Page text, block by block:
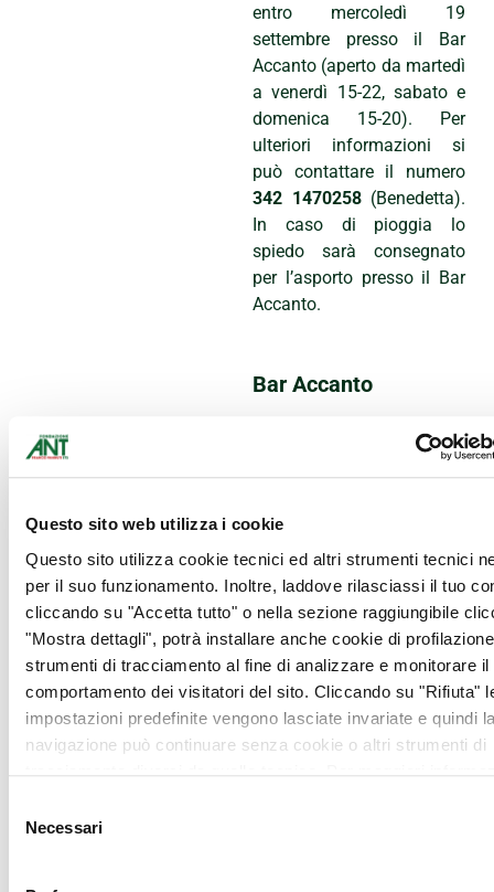
Questo sito web utilizza i cookie
Questo sito utilizza cookie tecnici ed altri strumenti tecnici
per il suo funzionamento. Inoltre, laddove rilasciassi il tuo
cliccando su "Accetta tutto" o nella sezione raggiungibile
"Mostra dettagli", potrà installare anche cookie di
strumenti di tracciamento al fine di analizzare e monitorare il
comportamento dei visitatori del sito. Cliccando su "Rifiuta"
impostazioni predefinite vengono lasciate invariate e quindi
navigazione può continuare senza cookie o altri strumenti di
delNecessari
entro mercoledì 19
settembre presso il Bar
Accanto (aperto da martedì
a venerdì 15-22, sabato e
domenica 15-20). Per
ulteriori informazioni si
può contattare il numero
342 1470258(Benedetta).
In caso di pioggia lo
spiedo sarà consegnato
per l’asporto presso il Bar
Accanto.
Bar Accanto
Dal 2009 l’associazione di
promozione sociale
Associazione Accanto
volontari, gestisce, per
volontà del Comune di
Brescia, il Bar Accanto.
L’Associazione ha
l’obiettivo di raccogliere
fondi per supportare
Fondazione ANT nel dare
assistenza specialistica
domiciliare gratuita ai